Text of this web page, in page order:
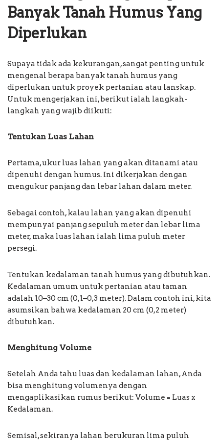
Banyak Tanah Humus Yang
Diperlukan
Supaya tidak ada kekurangan, sangat penting untuk
mengenal berapa banyak tanah humus yang
diperlukan untuk proyek pertanian atau lanskap.
Untuk mengerjakan ini, berikut ialah langkah-
langkah yang wajib diikuti:
Tentukan Luas Lahan
Pertama, ukur luas lahan yang akan ditanami atau
dipenuhi dengan humus. Ini dikerjakan dengan
mengukur panjang dan lebar lahan dalam meter.
Sebagai contoh, kalau lahan yang akan dipenuhi
mempunyai panjang sepuluh meter dan lebar lima
meter, maka luas lahan ialah lima puluh meter
persegi.
Tentukan kedalaman tanah humus yang dibutuhkan.
Kedalaman umum untuk pertanian atau taman
adalah 10–30 cm (0,1–0,3 meter). Dalam contoh ini, kita
asumsikan bahwa kedalaman 20 cm (0,2 meter)
dibutuhkan.
Menghitung Volume
Setelah Anda tahu luas dan kedalaman lahan, Anda
bisa menghitung volumenya dengan
mengaplikasikan rumus berikut: Volume = Luas x
Kedalaman.
Semisal, sekiranya lahan berukuran lima puluh